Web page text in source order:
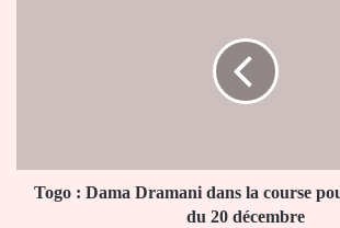
les
législatives
Togo : Dama Dramani dans la course
du 20 décembre